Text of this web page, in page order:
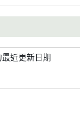
近更新日期